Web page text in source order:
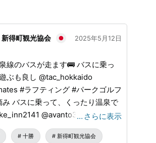
得町観光協会 2025年5月12日
スが走ます🚌 バスに乗っ
ぶも良し @tac_hokkaido
#ラフティング #パークゴルフ
泉で
@avanto37 #サウナ #
のも良し #十勝川 #岩松ダム #ラ
… さらに表示
十勝 新得町観光協会